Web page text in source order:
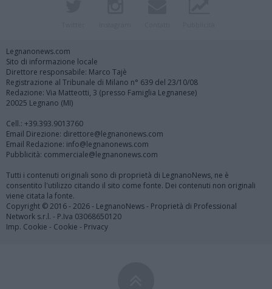
Legnanonews.com
Sito di informazione locale
Direttore responsabile: Marco Tajè
Registrazione al Tribunale di Milano n° 639 del 23/10/08
Redazione: Via Matteotti, 3 (presso Famiglia Legnanese)
20025 Legnano (MI)
Cell.: +39.393.9013760
Email Direzione: direttore@legnanonews.com
Email Redazione: info@legnanonews.com
Pubblicità: commerciale@legnanonews.com
Tutti i contenuti originali sono di proprietà di LegnanoNews, ne è
consentito l'utilizzo citando il sito come fonte. Dei contenuti non originali
viene citata la fonte.
Copyright © 2016 - 2026 - LegnanoNews - Proprietà di Professional
Network s.r.l. - P.Iva 03068650120
Imp. Cookie - Cookie - Privacy